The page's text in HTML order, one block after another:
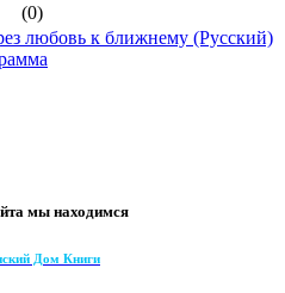
(0)
любовь к ближнему (Русский)
мы находимся
Дом Книги